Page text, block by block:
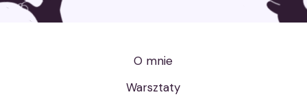
O mnie
Warsztaty
Szukasz inspiracji?